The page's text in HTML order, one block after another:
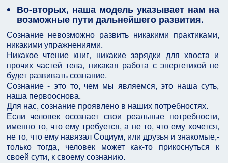
Во-вторых, наша модель указывает нам на
возможные пути дальнейшего развития.
Сознание невозможно развить никакими практиками,
никакими упражнениями.
Никакое чтение книг, никакие зарядки для хвоста и
прочих частей тела, никакая работа с энергетикой не
будет развивать сознание.
Сознание - это то, чем мы являемся, это наша суть,
наша первооснова.
Для нас, сознание проявлено в наших потребностях.
Если человек осознает свои реальные потребности,
именно то, что ему требуется, а не то, что ему хочется,
не то, что ему навязал Социум, или друзья и знакомые,-
только тогда, человек может как-то прикоснуться к
своей сути, к своему сознанию.